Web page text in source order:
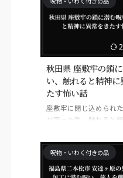
秋田県 座敷牢の鎖
い、触れると精神に
たす怖い話
座敷牢に閉じ込められ
が宿った鎖。触れると
呪物・いわく付きの品